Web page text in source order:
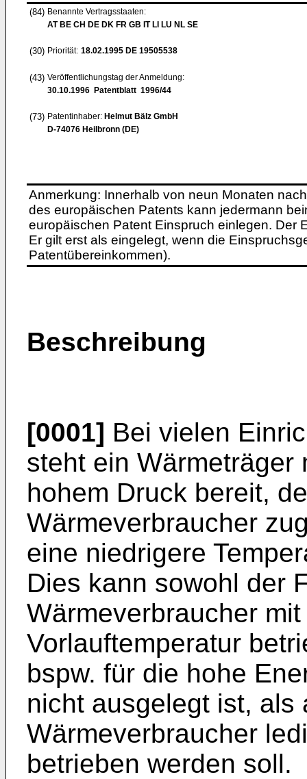
(84) Benannte Vertragsstaaten:
AT BE CH DE DK FR GB IT LI LU NL SE
(30) Priorität: 18.02.1995 DE 19505538
(43) Veröffentlichungstag der Anmeldung:
30.10.1996 Patentblatt 1996/44
(73) Patentinhaber: Helmut Bälz GmbH
D-74076 Heilbronn (DE)
Anmerkung: Innerhalb von neun Monaten
des europäischen Patents kann jedermann
europäischen Patent Einspruch einlegen. Der
Er gilt erst als eingelegt, wenn die
Patentübereinkommen).
Beschreibung
[0001] Bei vielen
steht ein Wärmeträger
hohem Druck bereit,
Wärmeverbraucher
eine niedrigere
Dies kann sowohl der
Wärmeverbraucher
Vorlauftemperatur
bspw. für die hohe
nicht ausgelegt ist, als
Wärmeverbraucher
betrieben werden soll.